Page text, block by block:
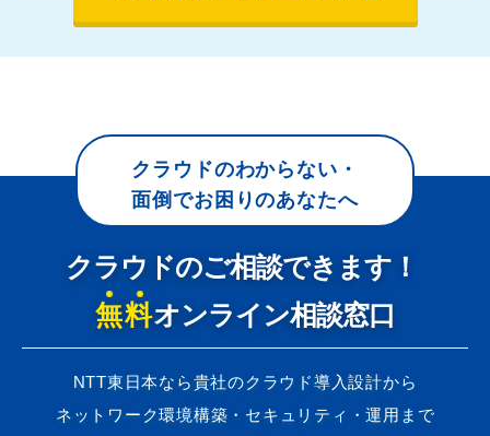
クラウドのわからない・
面倒でお困りのあなたへ
クラウドのご相談できます！
無料オンライン相談窓口
NTT東日本なら貴社のクラウド導入設計から
ネットワーク環境構築・セキュリティ・運用まで